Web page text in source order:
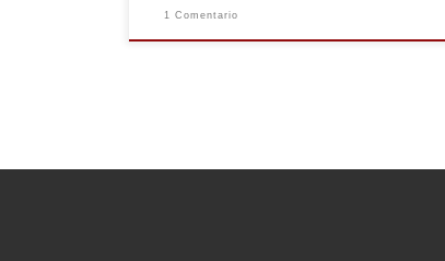
1 Comentario